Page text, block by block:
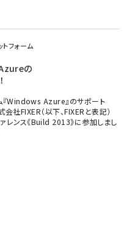
フォーム
の
『Windows Azure』のサポート
社FIXER（以下、FIXERと表記）
レンス《Build 2013》に参加しまし